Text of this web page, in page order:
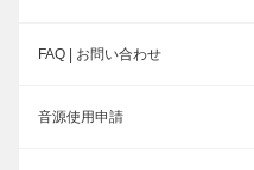
FAQ | お問い合わせ
音源使用申請